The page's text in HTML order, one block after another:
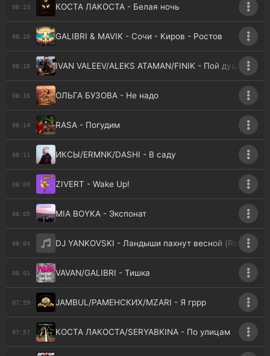
08:23 КОСТА ЛАКОСТА - Белая ночь
08:20 GALIBRI & MAVIK - Сочи - Киров - Ростов
08:18 IVAN VALEEV/ALEKS ATAMAN/FINIK - Пой душа
08:16 ОЛЬГА БУЗОВА - Не надо
08:14 RASA - Погудим
08:11 ИКСЫ/ERMNK/DASHI - В саду
08:09 ZIVERT - Wake Up!
08:05 MIA BOYKA - Экспонат
08:04 DJ YANKOVSKI - Ландыши пахнут весной (Ruslan
08:01 VAVAN/GALIBRI - Тишка
07:59 JAMBUL/РАМЕНСКИХ/MZARI - Я гррр
07:57 КОСТА ЛАКОСТА/SERYABKINA - По улицам